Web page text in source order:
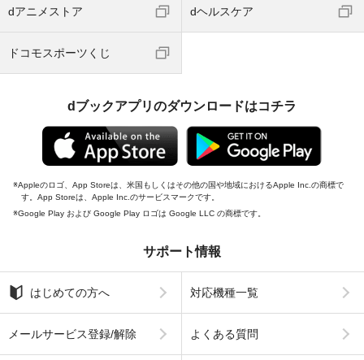
dアニメストア dヘルスケア
ドコモスポーツくじ
dブックアプリのダウンロードはコチラ
Appleのロゴ、App Storeは、米国もしくはその他の国や地域におけるApple Inc.の商標で
す。App Storeは、Apple Inc.のサービスマークです。
Google Play および Google Play ロゴは Google LLC の商標です。
サポート情報
はじめての方へ 対応機種一覧
メールサービス登録/解除 よくある質問